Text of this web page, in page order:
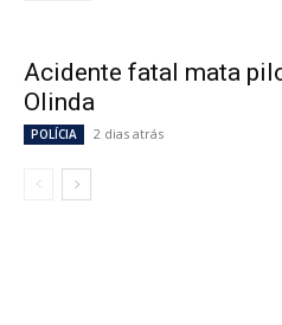
Acidente fatal mata
Olinda
POLÍCIA 2 dias atrás